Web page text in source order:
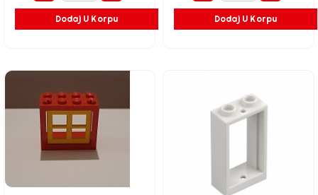
Dodaj U Korpu Dodaj U Korpu